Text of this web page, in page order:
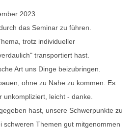
2023
das Seminar zu führen.
trotz individueller
transportiert hast.
Art uns Dinge beizubringen.
ohne zu Nahe zu kommen. Es
unkompliziert, leicht - danke.
hast, unsere Schwerpunkte zu
schweren Themen gut mitgenommen